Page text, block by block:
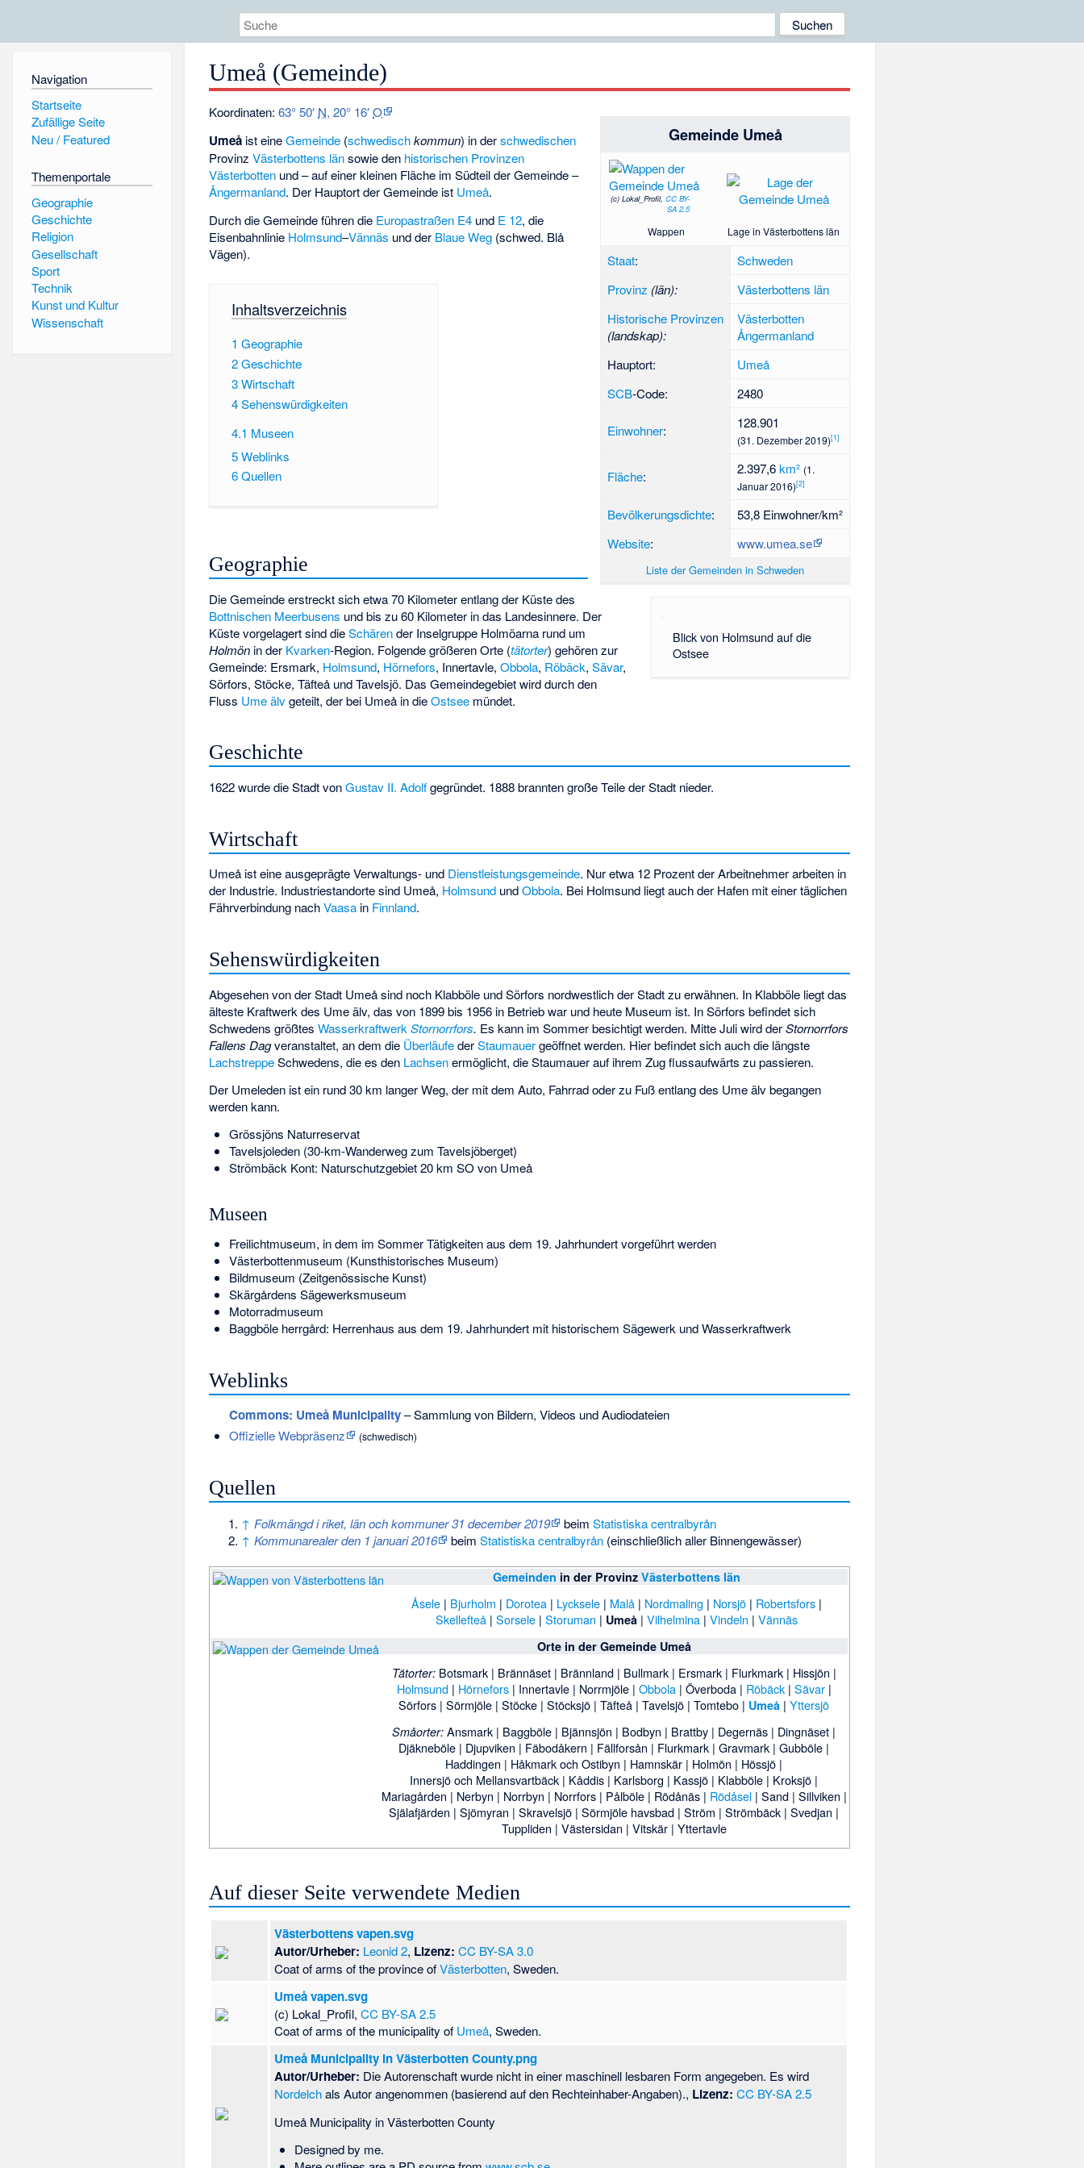
Navigation
Startseite
Zufällige Seite
Neu / Featured
Themenportale
Geographie
Geschichte
Religion
Gesellschaft
Sport
Technik
Kunst und Kultur
Wissenschaft
Umeå (Gemeinde)
Gemeinde Umeå
(c) Lokal_Profil, CC BY-
SA 2.5
Wappen Lage in Västerbottens län
Staat:
Schweden
Provinz (län):
Västerbottens län
Historische Provinzen
(landskap):
Västerbotten
Ångermanland
Hauptort:
Umeå
SCB-Code: 2480
Einwohner: 128.901
(31. Dezember 2019)[1]
Fläche: 2.397,6km² (1.
Januar 2016)[2]
Bevölkerungsdichte:
53,8 Einwohner/km²
Website: www.umea.se
Liste der Gemeinden in Schweden
Koordinaten:63° 50′ N,20° 16′O
Blick von Holmsund auf die
Ostsee
Umeå ist eineGemeinde (schwedisch kommun) in derschwedischen
ProvinzVästerbottens länsowie den historischen Provinzen
Västerbotten und – auf einer kleinen Fläche im Südteil der Gemeinde –
Ångermanland. Der Hauptort der Gemeinde ist Umeå.
Durch die Gemeinde führen die Europastraßen E4 und E 12, die
Eisenbahnlinie Holmsund–Vännäs und der Blaue Weg (schwed. Blå
Vägen).
Inhaltsverzeichnis
1 Geographie
2Geschichte
3Wirtschaft
4Sehenswürdigkeiten
4.1 Museen
5Weblinks
6Quellen
Geographie
Die Gemeinde erstreckt sich etwa 70 Kilometer entlang der Küste des
Bottnischen Meerbusens und bis zu 60 Kilometer in das Landesinnere. Der
Küste vorgelagert sind dieSchärender Inselgruppe Holmöarna rund um
Holmön in der Kvarken-Region. Folgende größeren Orte (tätorter) gehören zur
Gemeinde: Ersmark, Holmsund, Hörnefors, Innertavle,Obbola, Röbäck,Sävar,
Sörfors,Stöcke,Täfteå undTavelsjö. Das Gemeindegebiet wird durch den
Fluss Ume älvgeteilt, der bei Umeå in dieOstsee mündet.
Geschichte
1622 wurde die Stadt vonGustav II. Adolfgegründet. 1888 brannten große Teile der Stadt nieder.
Wirtschaft
Umeå ist eine ausgeprägte Verwaltungs- und Dienstleistungsgemeinde. Nur etwa 12 Prozent der Arbeitnehmer arbeiten in
der Industrie. Industriestandorte sind Umeå, Holmsund undObbola. Bei Holmsund liegt auch der Hafen mit einer täglichen
Fährverbindung nachVaasa in Finnland.
Sehenswürdigkeiten
Abgesehen von der Stadt Umeå sind noch Klabböle undSörfors nordwestlich der Stadt zu erwähnen. In Klabböle liegt das
älteste Kraftwerk des Ume älv, das von 1899 bis 1956 in Betrieb war und heute Museum ist. In Sörfors befindet sich
Schwedens größtesWasserkraftwerk Stornorrfors. Es kann im Sommer besichtigt werden. Mitte Juli wird derStornorrfors
Fallens Dagveranstaltet, an dem die ÜberläufederStaumauergeöffnet werden. Hier befindet sich auch die längste
LachstreppeSchwedens, die es den Lachsenermöglicht, die Staumauer auf ihrem Zug flussaufwärts zu passieren.
Der Umeleden ist ein rund 30 km langer Weg, der mit dem Auto, Fahrrad oder zu Fuß entlang des Ume älv begangen
werden kann.
Grössjöns Naturreservat
Tavelsjoleden (30-km-Wanderweg zum Tavelsjöberget)
Strömbäck Kont: Naturschutzgebiet 20 km SO von Umeå
Museen
Freilichtmuseum, in dem im Sommer Tätigkeiten aus dem 19. Jahrhundert vorgeführt werden
Västerbottenmuseum (Kunsthistorisches Museum)
Bildmuseum (Zeitgenössische Kunst)
Skärgårdens Sägewerksmuseum
Motorradmuseum
Baggböle herrgård: Herrenhaus aus dem 19. Jahrhundert mit historischem Sägewerk und Wasserkraftwerk
Weblinks
Commons: Umeå Municipality– Sammlung von Bildern, Videos und Audiodateien
Offizielle Webpräsenz
(schwedisch)
Quellen
↑ Folkmängd i riket, län och kommuner 31 december 2019 beimStatistiska centralbyrån
↑ Kommunarealer den 1 januari 2016 beimStatistiska centralbyrån (einschließlich aller Binnengewässer)
Gemeinden in der ProvinzVästerbottens län
Åsele| Bjurholm | Dorotea| Lycksele| Malå| Nordmaling | Norsjö| Robertsfors|
Skellefteå| Sorsele| Storuman | Umeå| Vilhelmina| Vindeln | Vännäs
Orte in derGemeinde Umeå
Tätorter: Botsmark| Brännäset| Brännland| Bullmark| Ersmark| Flurkmark| Hissjön |
Holmsund| Hörnefors| Innertavle| Norrmjöle| Obbola| Överboda| Röbäck| Sävar|
Sörfors |Sörmjöle |Stöcke |Stöcksjö |Täfteå |Tavelsjö |Tomtebo | Umeå |Yttersjö
Småorter: Ansmark | Baggböle | Bjännsjön | Bodbyn | Brattby | Degernäs | Dingnäset |
Djäkneböle | Djupviken | Fäbodåkern | Fällforsån | Flurkmark |Gravmark |Gubböle |
Haddingen | Håkmark och Ostibyn | Hamnskär | Holmön | Hössjö |
Innersjö och Mellansvartbäck | Kåddis | Karlsborg | Kassjö | Klabböle | Kroksjö |
Mariagården | Nerbyn | Norrbyn | Norrfors| Pålböle| Rödånäs| Rödåsel| Sand| Sillviken |
Själafjärden |Sjömyran |Skravelsjö |Sörmjöle havsbad |Ström |Strömbäck |Svedjan |
Tuppliden | Västersidan | Vitskär| Yttertavle
Auf dieser Seite verwendete Medien
Västerbottens vapen.svg
Autor/Urheber: Leonid 2, Lizenz: CC BY-SA 3.0
Coat of arms of the province ofVästerbotten, Sweden.
Umeå vapen.svg
(c) Lokal_Profil,CC BY-SA 2.5
Coat of arms of the municipality of Umeå, Sweden.
Umeå Municipality in Västerbotten County.png
Autor/Urheber: Die Autorenschaft wurde nicht in einer maschinell lesbaren Form angegeben. Es wird
Nordelchals Autor angenommen (basierend auf den Rechteinhaber-Angaben)., Lizenz: CC BY-SA 2.5
Umeå Municipality in Västerbotten County
Designed by me.